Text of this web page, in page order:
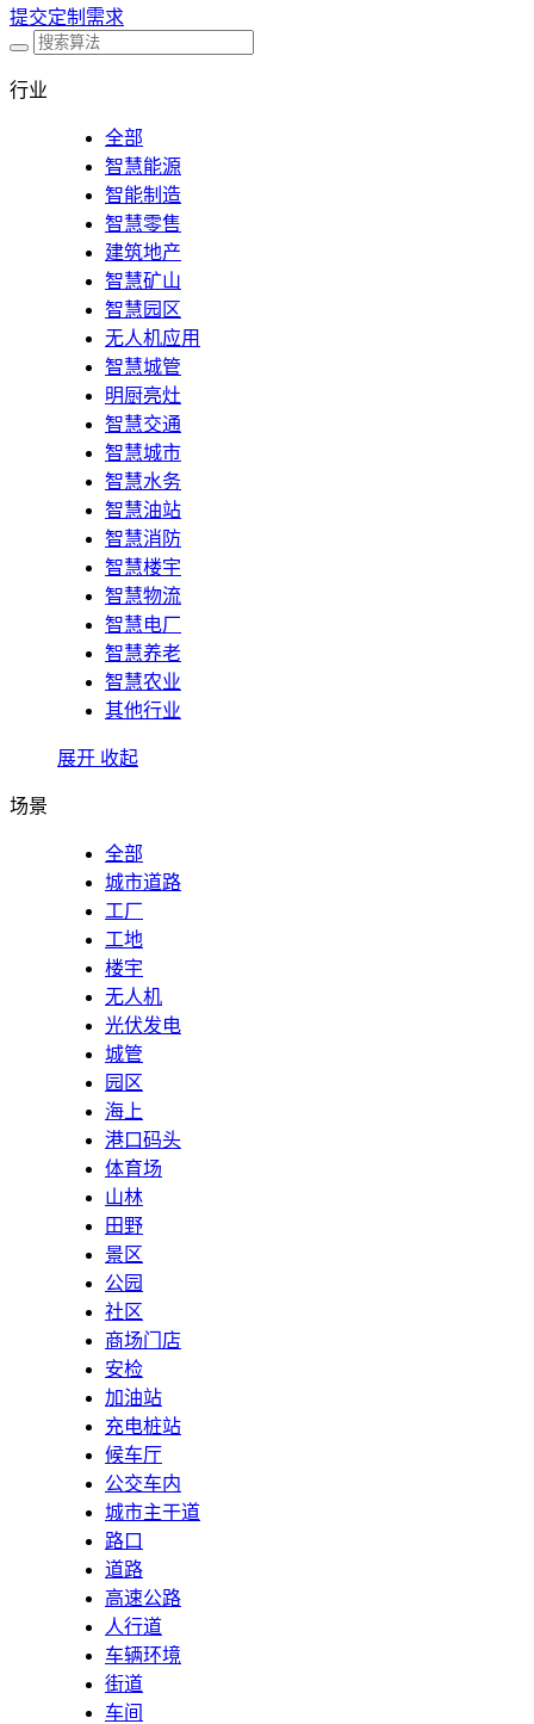
提交定制需求
行业
全部
智慧能源
智能制造
智慧零售
建筑地产
智慧矿山
智慧园区
无人机应用
智慧城管
明厨亮灶
智慧交通
智慧城市
智慧水务
智慧油站
智慧消防
智慧楼宇
智慧物流
智慧电厂
智慧养老
智慧农业
其他行业
展开 收起
场景
全部
城市道路
工厂
工地
楼宇
无人机
光伏发电
城管
园区
海上
港口码头
体育场
山林
田野
景区
公园
社区
商场门店
安检
加油站
充电桩站
候车厅
公交车内
城市主干道
路口
道路
高速公路
人行道
车辆环境
街道
车间